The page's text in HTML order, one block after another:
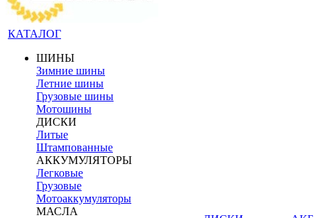
КАТАЛОГ
ШИНЫ
Зимние шины
Летние шины
Грузовые шины
Мотошины
ДИСКИ
Литые
Штампованные
АККУМУЛЯТОРЫ
Легковые
Грузовые
Мотоаккумуляторы
МАСЛА